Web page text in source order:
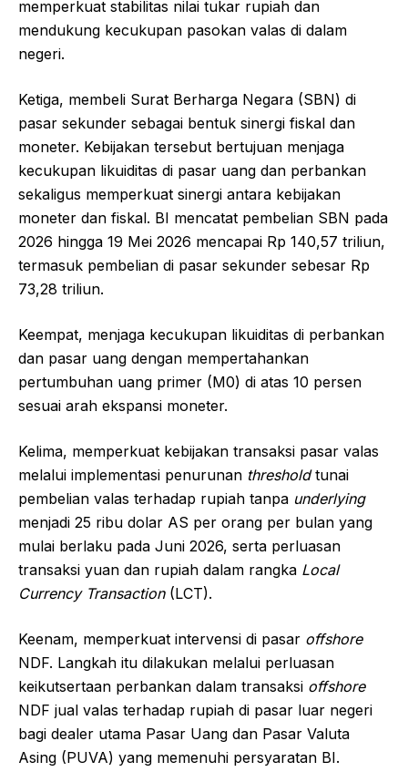
memperkuat stabilitas nilai tukar rupiah dan
mendukung kecukupan pasokan valas di dalam
negeri.
Ketiga, membeli Surat Berharga Negara (SBN) di
pasar sekunder sebagai bentuk sinergi fiskal dan
moneter. Kebijakan tersebut bertujuan menjaga
kecukupan likuiditas di pasar uang dan perbankan
sekaligus memperkuat sinergi antara kebijakan
moneter dan fiskal. BI mencatat pembelian SBN pada
2026 hingga 19 Mei 2026 mencapai Rp 140,57 triliun,
termasuk pembelian di pasar sekunder sebesar Rp
73,28 triliun.
Keempat, menjaga kecukupan likuiditas di perbankan
dan pasar uang dengan mempertahankan
pertumbuhan uang primer (M0) di atas 10 persen
sesuai arah ekspansi moneter.
Kelima, memperkuat kebijakan transaksi pasar valas
melalui implementasi penurunan thresholdtunai
pembelian valas terhadap rupiah tanpa underlying
menjadi 25 ribu dolar AS per orang per bulan yang
mulai berlaku pada Juni 2026, serta perluasan
transaksi yuan dan rupiah dalam rangka Local
Currency Transaction(LCT).
Keenam, memperkuat intervensi di pasar offshore
NDF. Langkah itu dilakukan melalui perluasan
keikutsertaan perbankan dalam transaksi offshore
NDF jual valas terhadap rupiah di pasar luar negeri
bagi dealer utama Pasar Uang dan Pasar Valuta
Asing (PUVA) yang memenuhi persyaratan BI.